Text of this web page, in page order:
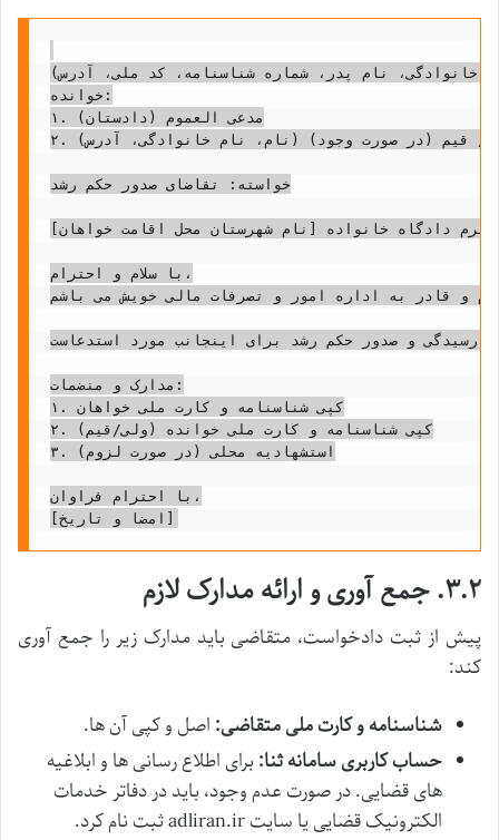
خانوادگی، نام پدر، شماره شناسنامه، کد ملی، آدرس)
خوانده:
۱. مدعی العموم (دادستان)
۲. ولی قهری (پدر یا جد پدری) / قیم (در صورت وجود) (نام، نام خانوادگی، آدرس)
خواسته: تقاضای صدور حکم رشد
دادگاه خانواده [نام شهرستان محل اقامت خواهان]
با سلام و احترام،
و قادر به اداره امور و تصرفات مالی خویش می باشم.
رشد، مانند: ارثیه پدری/مادری، مدیریت حساب بانکی، انجام معامله]، و مستنداً به تبصره ۲ ماده ۱۲۱۰ قانون مدنی، تقاضای رسیدگی و صدور حکم رشد برای اینجانب مورد استدعاست.
مدارک و منضمات:
۱. کپی شناسنامه و کارت ملی خواهان
۲. کپی شناسنامه و کارت ملی خوانده (ولی/قیم)
۳. استشهادیه محلی (در صورت لزوم)
با احترام فراوان،
۳.۲. جمع آوری و ارائه مدارک لازم
پیش از ثبت دادخواست، متقاضی باید مدارک زیر را جمع آوری
کند:
شناسنامه و کارت ملی متقاضی: اصل و کپی آن ها.
حساب کاربری سامانه ثنا: برای اطلاع رسانی ها و ابلاغیه
های قضایی. در صورت عدم وجود، باید در دفاتر خدمات
الکترونیک قضایی یا سایت adliran.ir ثبت نام کرد.